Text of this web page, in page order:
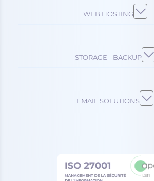
WEB HOSTING
STORAGE - BACKUP
EMAIL SOLUTIONS